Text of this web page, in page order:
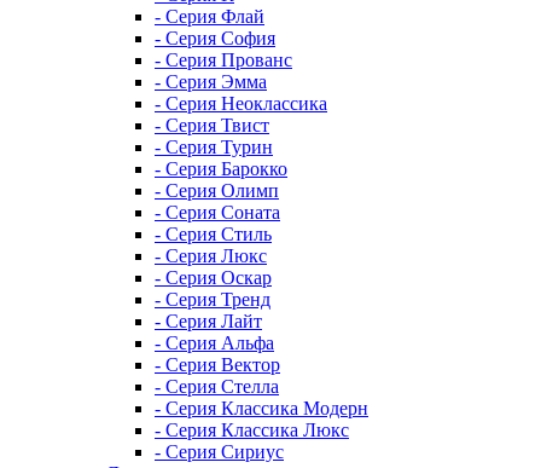
- Серия Флай
- Серия София
- Серия Прованс
- Серия Эмма
- Серия Неоклассика
- Серия Твист
- Серия Турин
- Серия Барокко
- Серия Олимп
- Серия Соната
- Серия Стиль
- Серия Люкс
- Серия Оскар
- Серия Тренд
- Серия Лайт
- Серия Альфа
- Серия Вектор
- Серия Стелла
- Серия Классика Модерн
- Серия Классика Люкс
- Серия Сириус